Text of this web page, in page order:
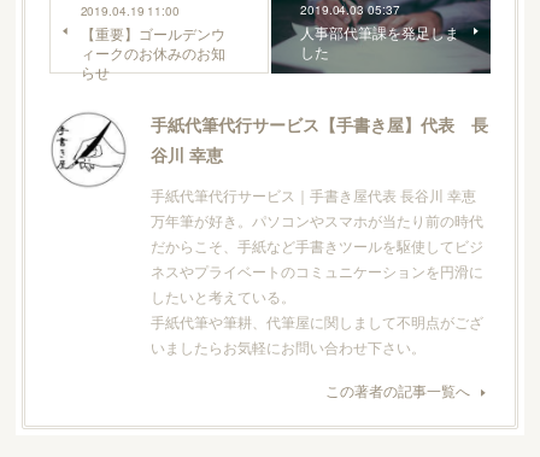
2019.04.19 11:00
【重要】ゴールデンウ
ィークのお休みのお知
らせ
2019.04.03 05:37
人事部代筆課を発足しま
した
手紙代筆代行サービス【手書き屋】代表 長
谷川 幸恵
手紙代筆代行サービス｜手書き屋代表 長谷川 幸恵
万年筆が好き。パソコンやスマホが当たり前の時代
だからこそ、手紙など手書きツールを駆使してビジ
ネスやプライベートのコミュニケーションを円滑に
したいと考えている。
手紙代筆や筆耕、代筆屋に関しまして不明点がござ
いましたらお気軽にお問い合わせ下さい。
この著者の記事一覧へ